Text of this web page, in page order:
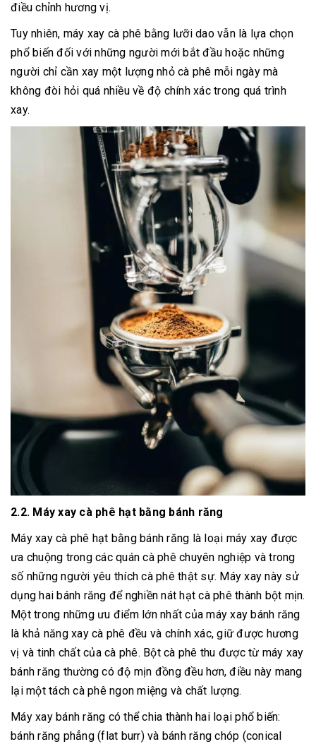
điều chỉnh hương vị.
Tuy nhiên, máy xay cà phê bằng lưỡi dao vẫn là lựa chọn
phổ biến đối với những người mới bắt đầu hoặc những
người chỉ cần xay một lượng nhỏ cà phê mỗi ngày mà
không đòi hỏi quá nhiều về độ chính xác trong quá trình
xay.
2.2. Máy xay cà phê hạt bằng bánh răng
Máy xay cà phê hạt bằng bánh răng là loại máy xay được
ưa chuộng trong các quán cà phê chuyên nghiệp và trong
số những người yêu thích cà phê thật sự. Máy xay này sử
dụng hai bánh răng để nghiền nát hạt cà phê thành bột mịn.
Một trong những ưu điểm lớn nhất của máy xay bánh răng
là khả năng xay cà phê đều và chính xác, giữ được hương
vị và tinh chất của cà phê. Bột cà phê thu được từ máy xay
bánh răng thường có độ mịn đồng đều hơn, điều này mang
lại một tách cà phê ngon miệng và chất lượng.
Máy xay bánh răng có thể chia thành hai loại phổ biến:
bánh răng phẳng (flat burr) và bánh răng chóp (conical